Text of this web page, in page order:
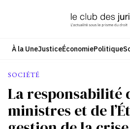
À la UneJusticeÉconomiePolitique
SOCIÉTÉ
La responsabilité
ministres et de